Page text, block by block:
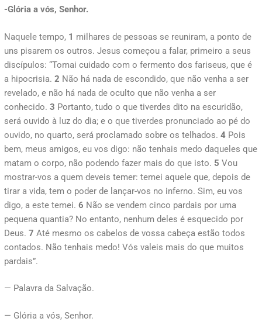
-Glória a vós, Senhor.
Naquele tempo, 1 milhares de pessoas se reuniram, a ponto de
uns pisarem os outros. Jesus começou a falar, primeiro a seus
discípulos: “Tomai cuidado com o fermento dos fariseus, que é
a hipocrisia. 2 Não há nada de escondido, que não venha a ser
revelado, e não há nada de oculto que não venha a ser
conhecido. 3 Portanto, tudo o que tiverdes dito na escuridão,
será ouvido à luz do dia; e o que tiverdes pronunciado ao pé do
ouvido, no quarto, será proclamado sobre os telhados. 4 Pois
bem, meus amigos, eu vos digo: não tenhais medo daqueles que
matam o corpo, não podendo fazer mais do que isto. 5 Vou
mostrar-vos a quem deveis temer: temei aquele que, depois de
tirar a vida, tem o poder de lançar-vos no inferno. Sim, eu vos
digo, a este temei. 6 Não se vendem cinco pardais por uma
pequena quantia? No entanto, nenhum deles é esquecido por
Deus. 7 Até mesmo os cabelos de vossa cabeça estão todos
contados. Não tenhais medo! Vós valeis mais do que muitos
pardais”.
— Palavra da Salvação.
— Glória a vós, Senhor.